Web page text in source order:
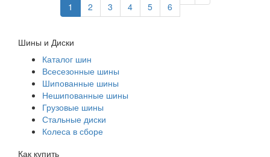
1 2 3 4 5 6
Шины и Диски
Каталог шин
Всесезонные шины
Шипованные шины
Нешипованные шины
Грузовые шины
Стальные диски
Колеса в сборе
Как купить